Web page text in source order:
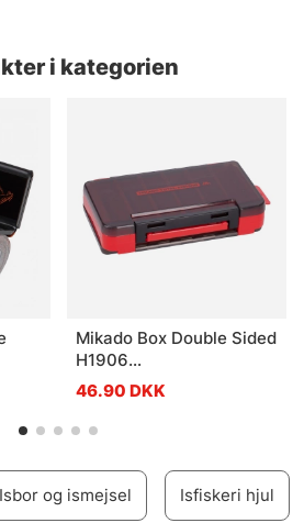
i kategorien
Mikado Box Double Sided
H1906
(17,5x10,5x3,8cm)
46.90 DKK
Isbor og ismejsel Isfiskeri hjul